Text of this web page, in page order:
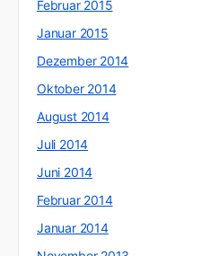
Februar 2015
Januar 2015
Dezember 2014
Oktober 2014
August 2014
Juli 2014
Juni 2014
Februar 2014
Januar 2014